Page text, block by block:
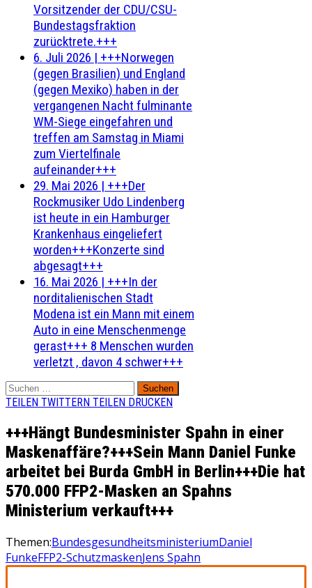
Vorsitzender der CDU/CSU-
Bundestagsfraktion
zurücktrete.+++
6. Juli 2026 | +++Norwegen
(gegen Brasilien) und England
(gegen Mexiko) haben in der
vergangenen Nacht fulminante
WM-Siege eingefahren und
treffen am Samstag in Miami
zum Viertelfinale
aufeinander+++
29. Mai 2026 | +++Der
Rockmusiker Udo Lindenberg
ist heute in ein Hamburger
Krankenhaus eingeliefert
worden+++Konzerte sind
abgesagt+++
16. Mai 2026 | +++In der
norditalienischen Stadt
Modena ist ein Mann mit einem
Auto in eine Menschenmenge
gerast+++ 8 Menschen wurden
verletzt , davon 4 schwer+++
Suchen
nach:
TEILEN TWITTERN TEILEN DRUCKEN
+++Hängt Bundesminister Spahn in einer
Maskenaffäre?+++Sein Mann Daniel Funke
arbeitet bei Burda GmbH in Berlin+++Die hat
570.000 FFP2-Masken an Spahns
Ministerium verkauft+++
Themen:BundesgesundheitsministeriumDaniel
FunkeFFP2-SchutzmaskenJens Spahn